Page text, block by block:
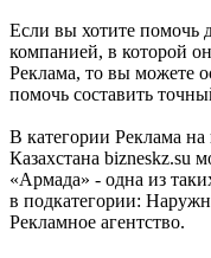
Если вы хотите помочь
компанией, в которой
Реклама, то вы можете
помочь составить
В категории Реклама
Казахстана bizneskz.su
«Армада» - одна из
в подкатегории:
Рекламное агентство.